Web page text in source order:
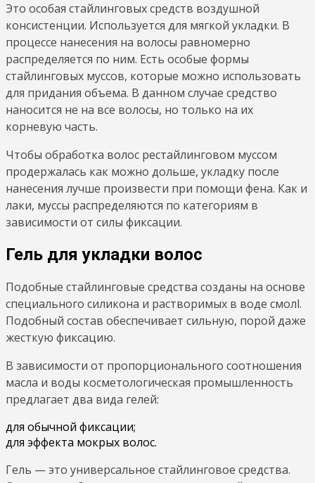
Это особая стайлинговых средств воздушной
консистенции. Используется для мягкой укладки. В
процессе нанесения на волосы равномерно
распределяется по ним. Есть особые формы
стайлинговых муссов, которые можно использовать
для придания объема. В данном случае средство
наносится не на все волосы, но только на их
корневую часть.
Чтобы обработка волос рестайлинговом муссом
продержалась как можно дольше, укладку после
нанесения лучше произвести при помощи фена. Как и
лаки, муссы распределяются по категориям в
зависимости от силы фиксации.
Гель для укладки волос
Подобные стайлинговые средства созданы на основе
специального силикона и растворимых в воде смолl.
Подобный состав обеспечивает сильную, порой даже
жесткую фиксацию.
В зависимости от пропорционального соотношения
масла и воды косметологическая промышленность
предлагает два вида гелей:
для обычной фиксации;
для эффекта мокрых волос.
Гель — это универсальное стайлинговое средства.